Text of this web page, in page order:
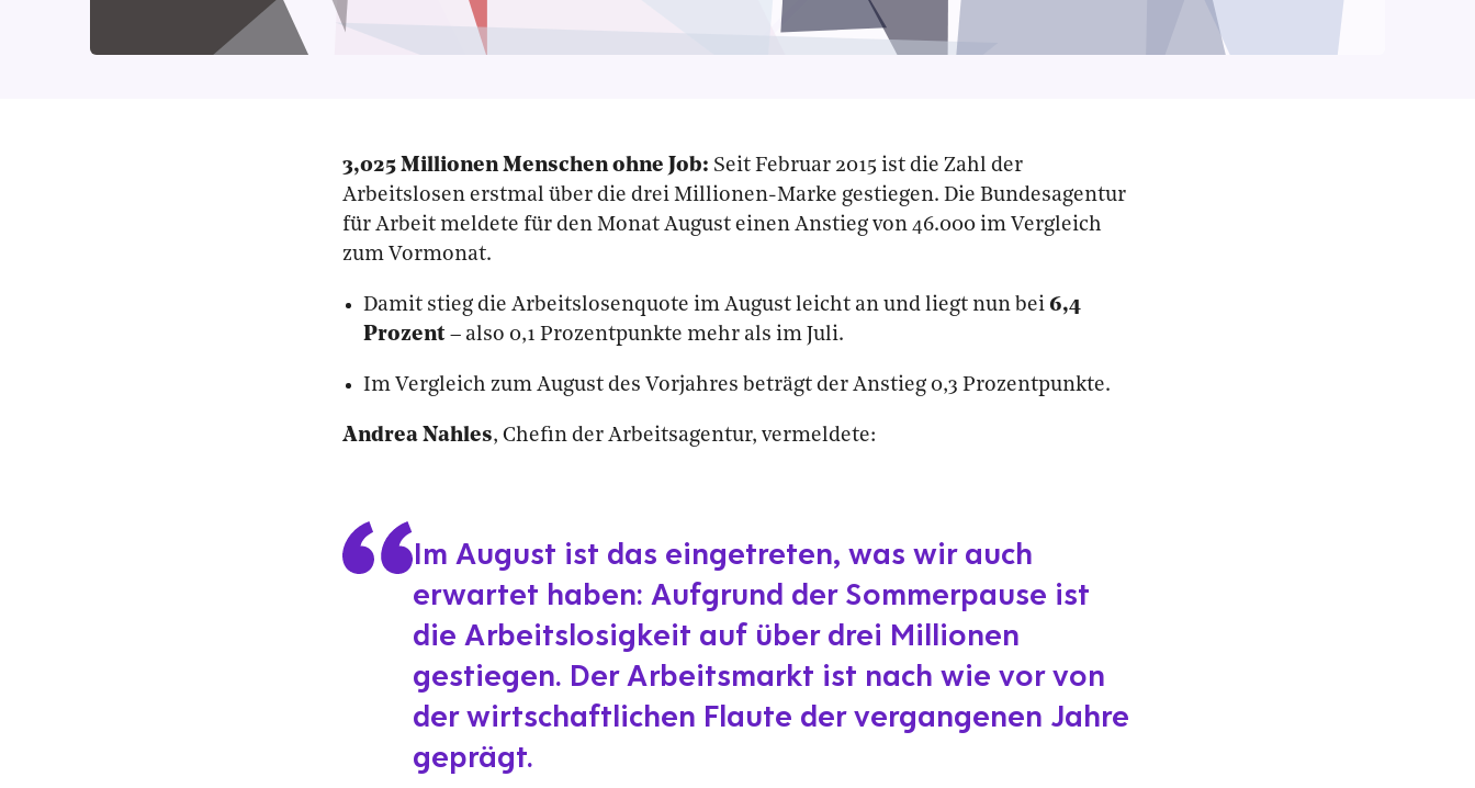
3,025 Millionen Menschen ohne Job: Seit Februar 2015 ist die Zahl der
Arbeitslosen erstmal über die drei Millionen-Marke gestiegen. Die Bundesagentur
für Arbeit meldete für den Monat August einen Anstieg von 46.000 im Vergleich
zum Vormonat.
Damit stieg die Arbeitslosenquote im August leicht an und liegt nun bei 6,4
Prozent – also 0,1 Prozentpunkte mehr als im Juli.
Im Vergleich zum August des Vorjahres beträgt der Anstieg 0,3 Prozentpunkte.
Andrea Nahles, Chefin der Arbeitsagentur, vermeldete:
Im August ist das eingetreten, was wir auch
erwartet haben: Aufgrund der Sommerpause ist
die Arbeitslosigkeit auf über drei Millionen
gestiegen. Der Arbeitsmarkt ist nach wie vor von
der wirtschaftlichen Flaute der vergangenen Jahre
geprägt.